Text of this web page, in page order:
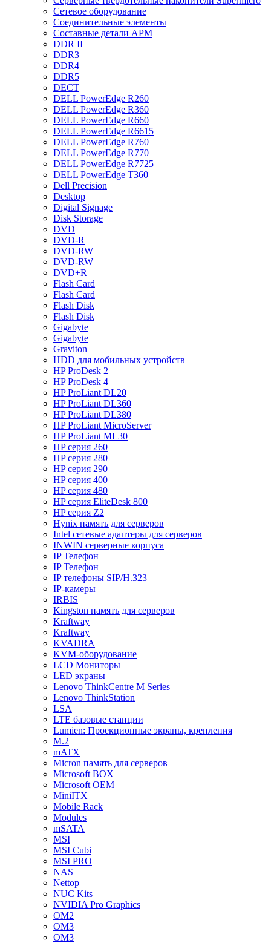
Cетевое оборудование
Cоединительные элементы
Cоставные детали АРМ
DDR II
DDR3
DDR4
DDR5
DECT
DELL PowerEdge R260
DELL PowerEdge R360
DELL PowerEdge R660
DELL PowerEdge R6615
DELL PowerEdge R760
DELL PowerEdge R770
DELL PowerEdge R7725
DELL PowerEdge T360
Dell Precision
Desktop
Digital Signage
Disk Storage
DVD
DVD-R
DVD-RW
DVD-RW
DVD+R
Flash Card
Flash Card
Flash Disk
Flash Disk
Gigabyte
Gigabyte
Graviton
HDD для мобильных устройств
HP ProDesk 2
HP ProDesk 4
HP ProLiant DL20
HP ProLiant DL360
HP ProLiant DL380
HP ProLiant MicroServer
HP ProLiant ML30
HP серия 260
HP серия 280
HP серия 290
HP серия 400
HP серия 480
HP серия EliteDesk 800
HP серия Z2
Hynix память для серверов
Intel сетевые адаптеры для серверов
INWIN серверные корпуса
IP Телефон
IP Телефон
IP телефоны SIP/H.323
IP-камеры
IRBIS
Kingston память для серверов
Kraftway
Kraftway
KVADRA
KVM-оборудование
LCD Мониторы
LED экраны
Lenovo ThinkCentre M Series
Lenovo ThinkStation
LSA
LTE базовые станции
Lumien: Проекционные экраны, крепления
M.2
mATX
Micron память для серверов
Microsoft BOX
Microsoft OEM
MiniITX
Mobile Rack
Modules
mSATA
MSI
MSI Cubi
MSI PRO
NAS
Nettop
NUC Kits
NVIDIA Pro Graphics
OM2
OM3
OM3